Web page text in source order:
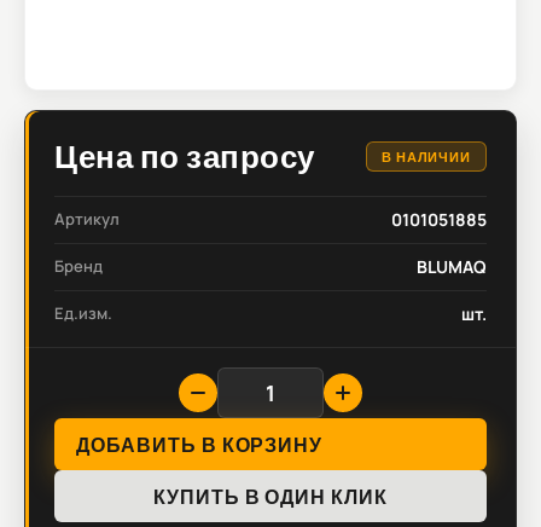
Цена по запросу В НАЛИЧИИ
Артикул 0101051885
Бренд BLUMAQ
Ед.изм. шт.
ДОБАВИТЬ В КОРЗИНУ
КУПИТЬ В ОДИН КЛИК